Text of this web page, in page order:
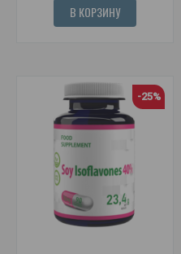
В КОРЗИНУ
-25%